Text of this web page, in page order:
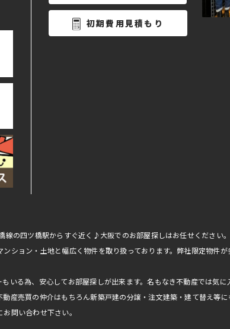
初期費用見積もり
線の四ツ橋駅からすぐ近く♪大阪でのお部屋探しはお任せください
ション・土地と幅広く物件を取り扱っております。弊社限定物件
いる為、安心してお部屋探しが出来ます。名もなき不動産では気
産売買の仲介はもちろん新築戸建の分譲・注文建築・建て替え等
問い合わせ下さい。